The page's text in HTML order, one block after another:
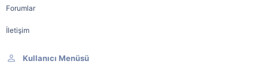
Forumlar
İletişim
Kullanıcı Menüsü